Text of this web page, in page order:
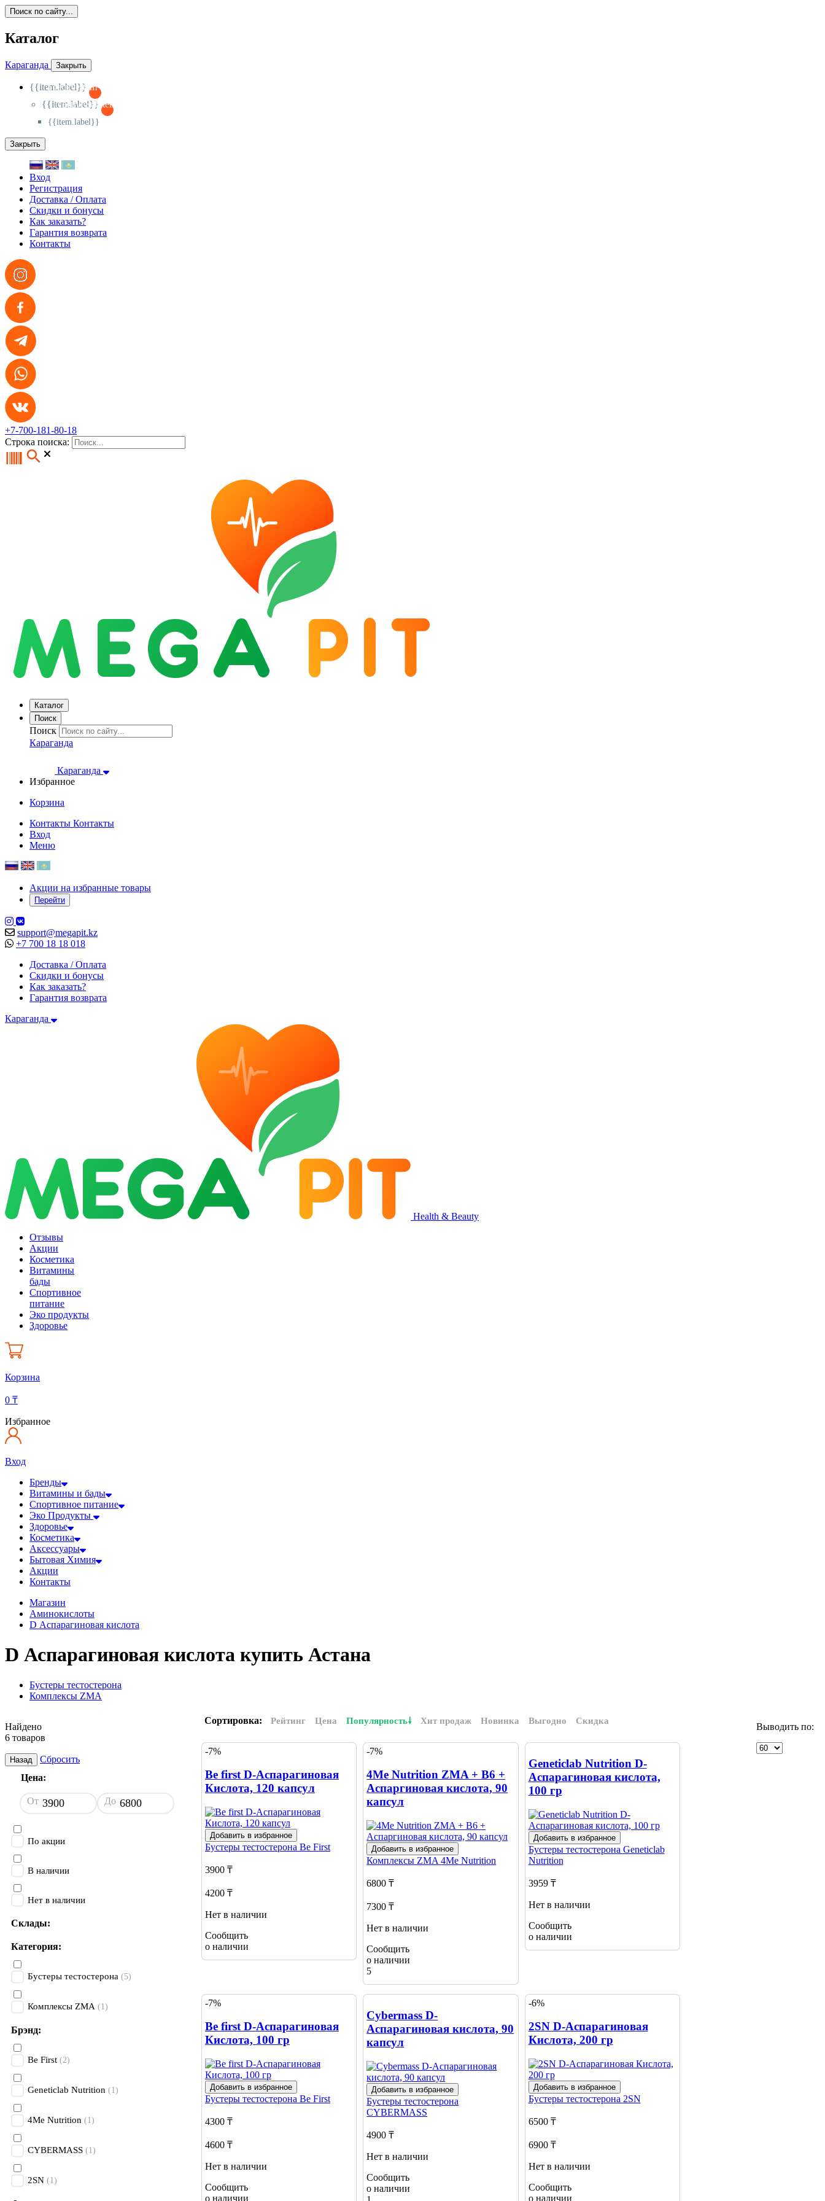
Поиск по сайту...
Каталог
Караганда Закрыть
{{item.label}}
{{activeItem==item.id?'-
{{item.label}}
{{activeSubitem==item.id?'-
{{item.label}}
Закрыть
Вход
Регистрация
Доставка / Оплата
Скидки и бонусы
Как заказать?
Гарантия возврата
Контакты
+7-700-181-80-18
Строка поиска:
Каталог
Поиск
Поиск
Караганда
Караганда
Избранное
Корзина
Контакты Контакты
Вход
Меню
Акции на избранные товары
Перейти
support@megapit.kz
+7 700 18 18 018
Доставка / Оплата
Скидки и бонусы
Как заказать?
Гарантия возврата
Караганда
Health & Beauty
Отзывы
Акции
Косметика
Витамины
бады
Спортивное
питание
Эко продукты
Здоровье
Корзина
0 ₸
Избранное
Вход
Бренды
Витамины и бады
Спортивное питание
Эко Продукты
Здоровье
Косметика
Аксессуары
Бытовая Химия
Акции
Контакты
Магазин
Аминокислоты
D Аспарагиновая кислота
D Аспарагиновая кислота купить Астана
Бустеры тестостерона
Комплексы ZMA
Сортировка: Рейтинг Цена Популярность Хит продаж Новинка Выгодно Скидка
Выводить по:
Найдено
6 товаров
Назад
Сбросить
Цена:
От До
По акции
В наличии
Нет в наличии
Склады:
Категория:
Бустеры тестостерона (5)
Комплексы ZMA (1)
Брэнд:
Be First (2)
Geneticlab Nutrition (1)
4Me Nutrition (1)
CYBERMASS (1)
2SN (1)
-7%
Be first D-Аспарагиновая
Кислота, 120 капсул
Добавить в избранное
Бустеры тестостерона Be First
3900 ₸
4200 ₸
Нет в наличии
Сообщить
о наличии
-7%
4Me Nutrition ZMA + B6 +
Аспаргиновая кислота, 90
капсул
Добавить в избранное
Комплексы ZMA4Me Nutrition
6800 ₸
7300 ₸
Нет в наличии
Сообщить
о наличии
5
Geneticlab Nutrition D-
Аспарагиновая кислота,
100 гр
Добавить в избранное
Бустеры тестостерона Geneticlab
Nutrition
3959 ₸
Нет в наличии
Сообщить
о наличии
-7%
Be first D-Аспарагиновая
Кислота, 100 гр
Добавить в избранное
Бустеры тестостерона Be First
4300 ₸
4600 ₸
Нет в наличии
Сообщить
о наличии
Cybermass D-
Аспарагиновая кислота, 90
капсул
Добавить в избранное
Бустеры тестостерона
CYBERMASS
4900 ₸
Нет в наличии
Сообщить
о наличии
-6%
2SN D-Аспарагиновая
Кислота, 200 гр
Добавить в избранное
Бустеры тестостерона 2SN
6500 ₸
6900 ₸
Нет в наличии
Сообщить
о наличии